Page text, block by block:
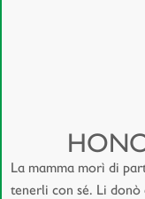
La mamma morì di
tenerli con sé. Li